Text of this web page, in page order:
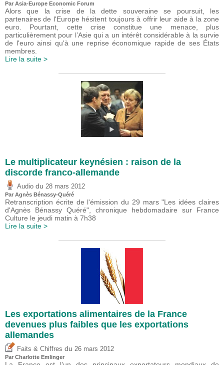
Par Asia-Europe Economic Forum
Alors que la crise de la dette souveraine se poursuit, les
partenaires de l'Europe hésitent toujours à offrir leur aide à la zone
euro. Pourtant, cette crise constitue une menace, plus
particulièrement pour l’Asie qui a un intérêt considérable à la survie
de l'euro ainsi qu'à une reprise économique rapide de ses États
membres.
Lire la suite >
Le multiplicateur keynésien : raison de la
discorde franco-allemande
Audio du 28 mars 2012
Par Agnès Bénassy-Quéré
Retranscription écrite de l'émission du 29 mars "Les idées claires
d'Agnès Bénassy Quéré", chronique hebdomadaire sur France
Culture le jeudi matin à 7h38
Lire la suite >
Les exportations alimentaires de la France
devenues plus faibles que les exportations
allemandes
Faits & Chiffres du 26 mars 2012
Par Charlotte Emlinger